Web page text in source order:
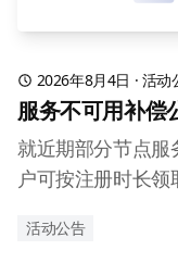
2026年8月4日 · 活动
服务不可用补偿
就近期部分节点服
户可按注册时长领
活动公告